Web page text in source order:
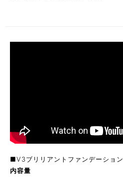
■V3ブリリアントファンデーション
内容量